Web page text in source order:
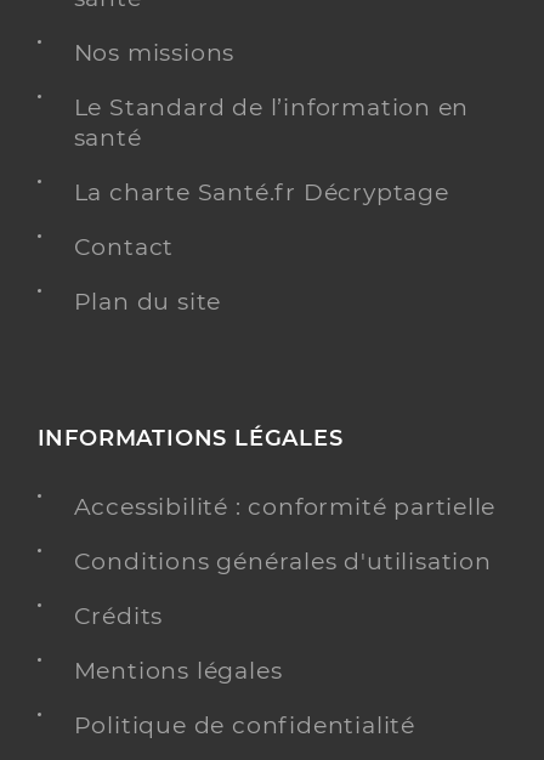
Nos missions
Le Standard de l’information en
santé
La charte Santé.fr Décryptage
Contact
Plan du site
INFORMATIONS LÉGALES
Accessibilité : conformité partielle
Conditions générales d'utilisation
Crédits
Mentions légales
Politique de confidentialité